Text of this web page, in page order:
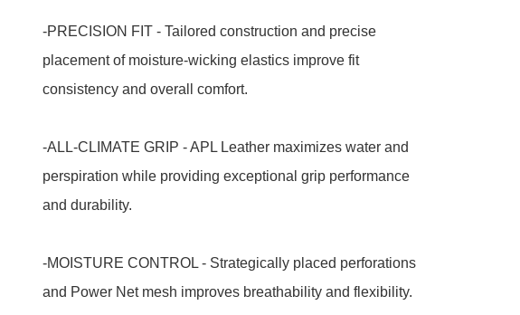
-PRECISION FIT - Tailored construction and precise
placement of moisture-wicking elastics improve fit
consistency and overall comfort.
-ALL-CLIMATE GRIP - APL Leather maximizes water and
perspiration while providing exceptional grip performance
and durability.
-MOISTURE CONTROL - Strategically placed perforations
and Power Net mesh improves breathability and flexibility.